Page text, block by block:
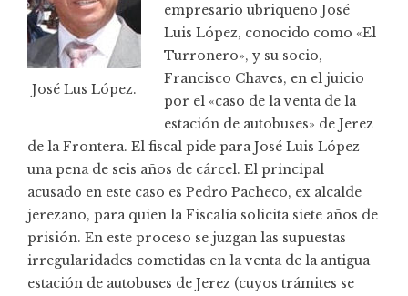
José Lus López.
empresario ubriqueño José
Luis López, conocido como «El
Turronero», y su socio,
Francisco Chaves, en el juicio
por el «caso de la venta de la
estación de autobuses» de Jerez
de la Frontera. El fiscal pide para José Luis López
una pena de seis años de cárcel. El principal
acusado en este caso es Pedro Pacheco, ex alcalde
jerezano, para quien la Fiscalía solicita siete años de
prisión. En este proceso se juzgan las supuestas
irregularidades cometidas en la venta de la antigua
estación de autobuses de Jerez (cuyos trámites se